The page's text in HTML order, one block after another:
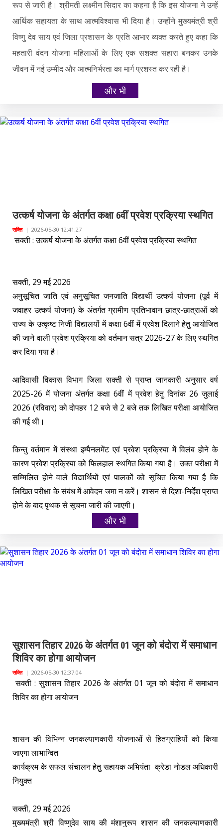
रूप से जारी है। श्रीमती लक्ष्मीन सिदार का कहना है कि इस योजना ने उन्हें
आर्थिक सहायता के साथ आत्मविश्वास भी दिया है। उन्होंने मुख्यमंत्री श्री
विष्णु देव साय एवं जिला प्रशासन के प्रति आभार व्यक्त करते हुए कहा कि
महतारी वंदन योजना महिलाओं के लिए एक सशक्त सहारा बनकर उनके
जीवन में नई उम्मीद और आत्मनिर्भरता का मार्ग प्रशस्त कर रही है।
और भी
उत्कर्ष योजना के अंतर्गत कक्षा 6वीं प्रवेश प्रक्रिया स्थगित
सक्ति| 2026-05-30 12:41:27
सक्ती : उत्कर्ष योजना के अंतर्गत कक्षा 6वीं प्रवेश प्रक्रिया स्थगित
सक्ती, 29 मई 2026
अनुसूचित जाति एवं अनुसूचित जनजाति विद्यार्थी उत्कर्ष योजना (पूर्व में
जवाहर उत्कर्ष योजना) के अंतर्गत ग्रामीण प्रतिभावान छात्र-छात्राओं को
राज्य के उत्कृष्ट निजी विद्यालयों में कक्षा 6वीं में प्रवेश दिलाने हेतु आयोजित
की जाने वाली प्रवेश प्रक्रिया को वर्तमान सत्र 2026-27 के लिए स्थगित
कर दिया गया है।
आदिवासी विकास विभाग जिला सक्ती से प्राप्त जानकारी अनुसार वर्ष
2025-26 में योजना अंतर्गत कक्षा 6वीं में प्रवेश हेतु दिनांक 26 जुलाई
2026 (रविवार) को दोपहर 12 बजे से 2 बजे तक लिखित परीक्षा आयोजित
की गई थी।
किन्तु वर्तमान में संस्था इम्पैनलमेंट एवं प्रवेश प्रक्रिया में विलंब होने के
कारण प्रवेश प्रक्रिया को फिलहाल स्थगित किया गया है। उक्त परीक्षा में
सम्मिलित होने वाले विद्यार्थियों एवं पालकों को सूचित किया गया है कि
लिखित परीक्षा के संबंध में आवेदन जमा न करें। शासन से दिशा-निर्देश प्राप्त
होने के बाद पृथक से सूचना जारी की जाएगी।
और भी
सुशासन तिहार 2026 के अंतर्गत 01 जून को बंदोरा में समाधान
शिविर का होगा आयोजन
सक्ति| 2026-05-30 12:37:04
सक्ती : सुशासन तिहार 2026 के अंतर्गत 01 जून को बंदोरा में समाधान
शिविर का होगा आयोजन
शासन की विभिन्न जनकल्याणकारी योजनाओं से हितग्राहियों को किया
जाएगा लाभान्वित
कार्यक्रम के सफल संचालन हेतु सहायक अभियंता क्रेडा नोडल अधिकारी
नियुक्त
सक्ती, 29 मई 2026
मुख्यमंत्री श्री विष्णुदेव साय की मंशानुरूप शासन की जनकल्याणकारी